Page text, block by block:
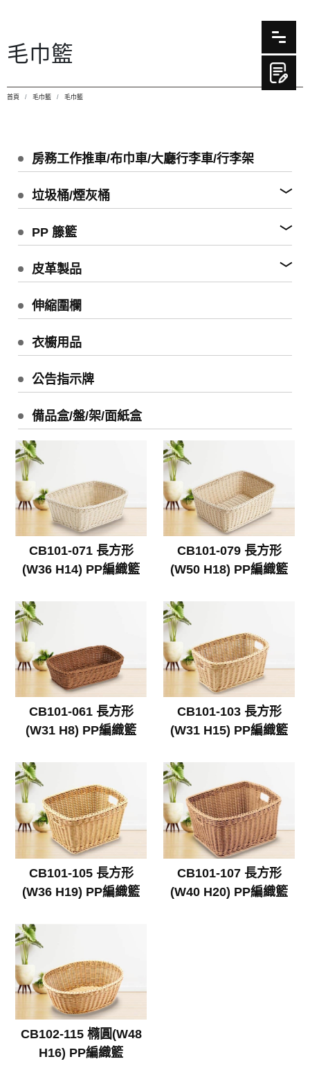
毛巾籃
首頁 毛巾籃 毛巾籃
房務工作推車/布巾車/大廳行李車/行李架
垃圾桶/煙灰桶
PP 籐籃
皮革製品
伸縮圍欄
衣櫥用品
公告指示牌
備品盒/盤/架/面紙盒
CB101-071 長方形
(W36 H14) PP編織籃
CB101-079 長方形
(W50 H18) PP編織籃
CB101-061 長方形
(W31 H8) PP編織籃
CB101-103 長方形
(W31 H15) PP編織籃
CB101-105 長方形
(W36 H19) PP編織籃
CB101-107 長方形
(W40 H20) PP編織籃
CB102-115 橢圓(W48
H16) PP編織籃